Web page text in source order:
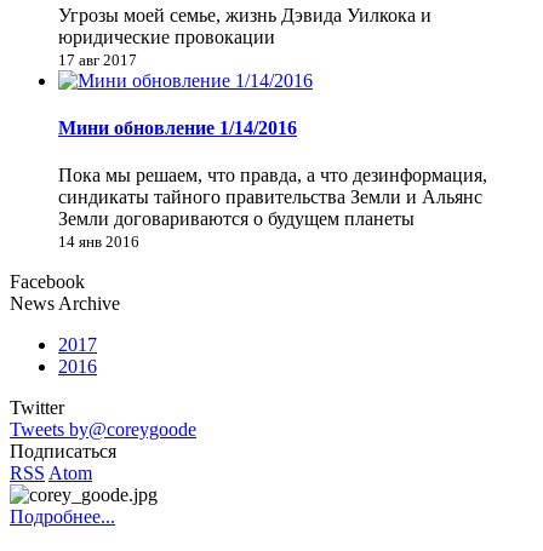
Угрозы моей семье, жизнь Дэвида Уилкока и
юридические провокации
17 авг 2017
Мини обновление 1/14/2016
Пока мы решаем, что правда, а что дезинформация,
синдикаты тайного правительства Земли и Альянс
Земли договариваются о будущем планеты
14 янв 2016
Facebook
News Archive
2017
2016
Twitter
Tweets by@coreygoode
Подписаться
RSS Atom
Подробнее...